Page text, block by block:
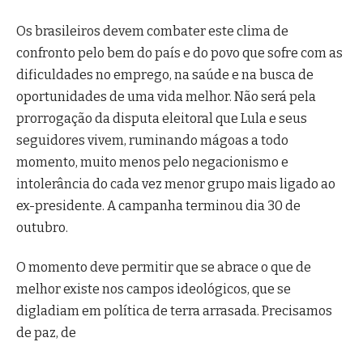
Os brasileiros devem combater este clima de
confronto pelo bem do país e do povo que sofre com as
dificuldades no emprego, na saúde e na busca de
oportunidades de uma vida melhor. Não será pela
prorrogação da disputa eleitoral que Lula e seus
seguidores vivem, ruminando mágoas a todo
momento, muito menos pelo negacionismo e
intolerância do cada vez menor grupo mais ligado ao
ex-presidente. A campanha terminou dia 30 de
outubro.
O momento deve permitir que se abrace o que de
melhor existe nos campos ideológicos, que se
digladiam em política de terra arrasada. Precisamos
de paz, de